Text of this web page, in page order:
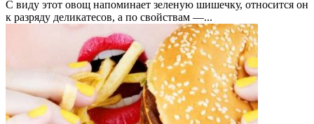
С виду этот овощ напоминает зеленую шишечку, относится он
к разряду деликатесов, а по свойствам —...